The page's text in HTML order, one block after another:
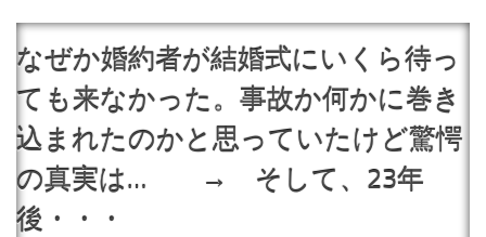
なぜか婚約者が結婚式にいくら待っ
ても来なかった。事故か何かに巻き
込まれたのかと思っていたけど驚愕
の真実は… → そして、23年
後・・・